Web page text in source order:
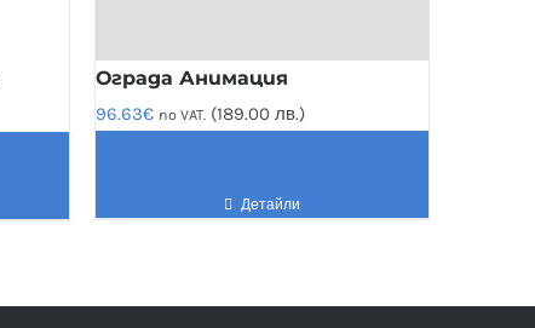
Ограда Анимация
96.63€ no VAT. (189.00 лв.)
Детайли